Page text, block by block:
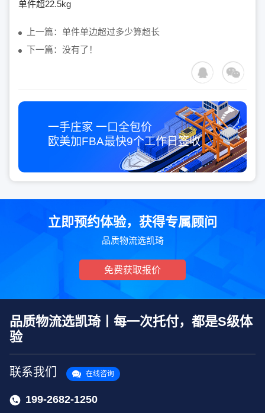
单件超22.5kg
上一篇：单件单边超过多少算超长
下一篇：没有了！
一手庄家 一口全包价
欧美加FBA最快9个工作日签收
立即预约体验，获得专属顾问
品质物流选凯琦
免费获取报价
品质物流选凯琦丨每一次托付，都是S级体
验
联系我们 在线咨询
199-2682-1250